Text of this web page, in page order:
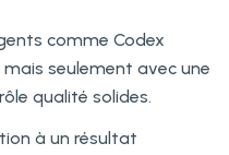
comme Codex
seulement avec une
qualité solides.
à un résultat